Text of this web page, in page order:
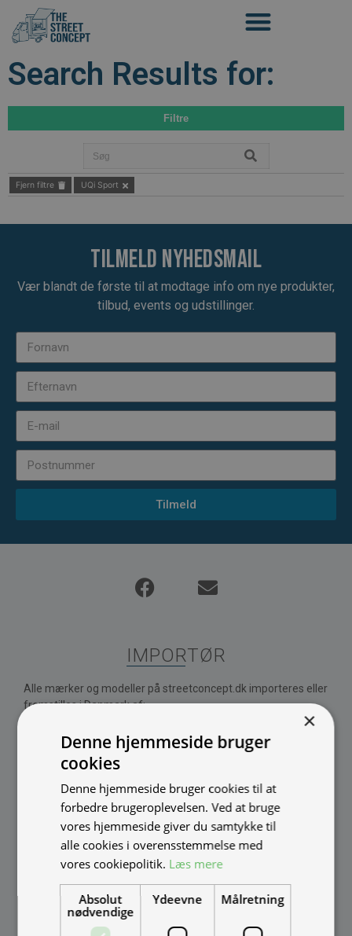
Search Results for:
Filtre
Fjern filtre UQi Sport
Tilmeld nyhedsmail
Vær blandt de første til at modtage info om nye produkter,
tilbud, events og udstillinger.
Tilmeld
IMPORTØR
Alle mærker og modeller på streetconcept.dk importeres eller
fremstilles i Danmark af:
Thomas Møller Pedersen Aps.
Elmevej 18, Glyngøre 7870 Roslev
info@tmp.dk
+45 97 74 07 33
tmp.dk
CVR: 29625425
09:00 - 15:30
Weekend
×
Denne hjemmeside bruger
cookies
Denne hjemmeside bruger cookies til at
forbedre brugeroplevelsen. Ved at bruge
vores hjemmeside giver du samtykke til
alle cookies i overensstemmelse med
vores cookiepolitik. Læs mere
Absolut
nødvendige
Ydeevne Målretning